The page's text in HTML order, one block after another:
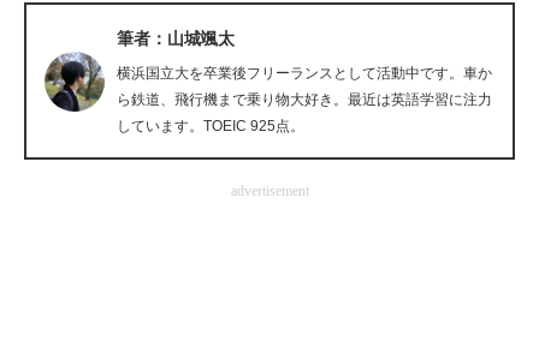
電子設計の基本と応用
エネルギーの専門メディア
筆者：山城颯太
横浜国立大を卒業後フリーランスとして活動中です。車か
ら鉄道、飛行機まで乗り物大好き。最近は英語学習に注力
しています。TOEIC 925点。
advertisement